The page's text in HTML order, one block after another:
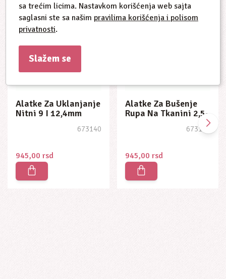
Alatke Za Bušenje
Rupa Na Tkanini 2,5-
673137
945,00rsd
Alatke Za Bušenje
Rupa Na Tkanini 4,5-
673138
945,00rsd
sa trećim licima. Nastavkom korišćenja web sajta
saglasni ste sa našim pravilima korišćenja i polisom
privatnosti.
Slažem se